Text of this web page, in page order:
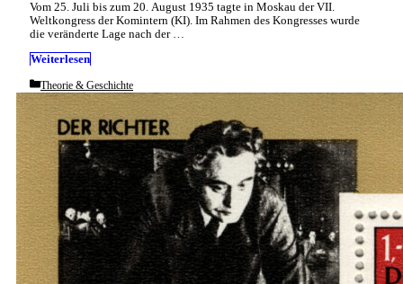
Vom 25. Juli bis zum 20. August 1935 tagte in Moskau der VII.
Weltkongress der Komintern (KI). Im Rahmen des Kongresses wurde
die veränderte Lage nach der …
Weiterlesen
Categories
Theorie & Geschichte